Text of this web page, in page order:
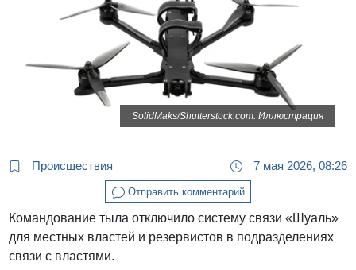
SolidMaks/Shutterstock.com. Иллюстрация
Происшествия 7 мая 2026, 08:26
Отправить комментарий
Командование тыла отключило систему связи «Шуаль»
для местных властей и резервистов в подразделениях
связи с властями.